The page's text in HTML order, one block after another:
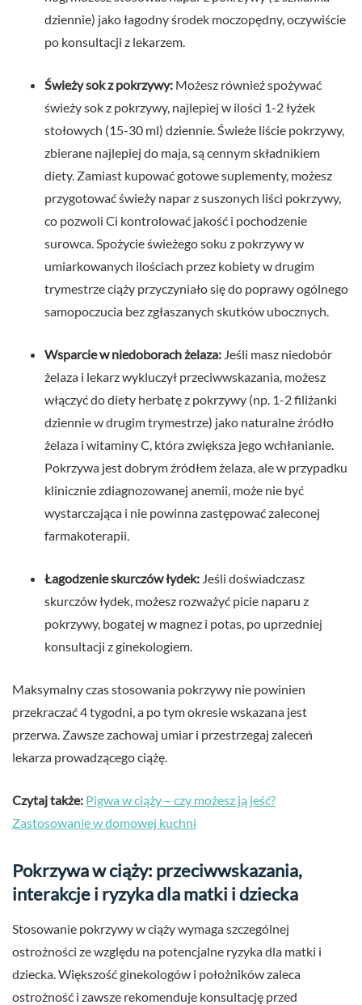
dziennie) jako łagodny środek moczopędny, oczywiście
po konsultacji z lekarzem.
Świeży sok z pokrzywy: Możesz również spożywać
świeży sok z pokrzywy, najlepiej w ilości 1-2 łyżek
stołowych (15-30 ml) dziennie. Świeże liście pokrzywy,
zbierane najlepiej do maja, są cennym składnikiem
diety. Zamiast kupować gotowe suplementy, możesz
przygotować świeży napar z suszonych liści pokrzywy,
co pozwoli Ci kontrolować jakość i pochodzenie
surowca. Spożycie świeżego soku z pokrzywy w
umiarkowanych ilościach przez kobiety w drugim
trymestrze ciąży przyczyniało się do poprawy ogólnego
samopoczucia bez zgłaszanych skutków ubocznych.
Wsparcie w niedoborach żelaza: Jeśli masz niedobór
żelaza i lekarz wykluczył przeciwwskazania, możesz
włączyć do diety herbatę z pokrzywy (np. 1-2 filiżanki
dziennie w drugim trymestrze) jako naturalne źródło
żelaza i witaminy C, która zwiększa jego wchłanianie.
Pokrzywa jest dobrym źródłem żelaza, ale w przypadku
klinicznie zdiagnozowanej anemii, może nie być
wystarczająca i nie powinna zastępować zaleconej
farmakoterapii.
Łagodzenie skurczów łydek: Jeśli doświadczasz
skurczów łydek, możesz rozważyć picie naparu z
pokrzywy, bogatej w magnez i potas, po uprzedniej
konsultacji z ginekologiem.
Maksymalny czas stosowania pokrzywy nie powinien
przekraczać 4 tygodni, a po tym okresie wskazana jest
przerwa. Zawsze zachowaj umiar i przestrzegaj zaleceń
lekarza prowadzącego ciążę.
Czytaj także: Pigwa w ciąży – czy możesz ją jeść?
Zastosowanie w domowej kuchni
Pokrzywa w ciąży: przeciwwskazania,
interakcje i ryzyka dla matki i dziecka
Stosowanie pokrzywy w ciąży wymaga szczególnej
ostrożności ze względu na potencjalne ryzyka dla matki i
dziecka. Większość ginekologów i położników zaleca
ostrożność i zawsze rekomenduje konsultację przed